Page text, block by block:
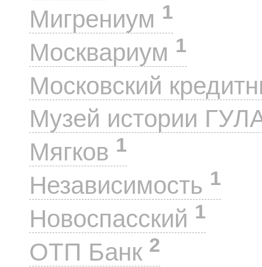
Мигрениум 1
Москвариум 1
Московский
Музей истории
Мягков 1
Независимость 1
Новоспасский 1
ОТП Банк 2